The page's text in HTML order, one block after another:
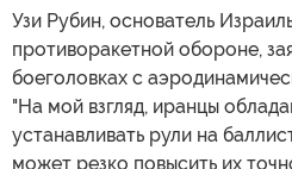
Узи Рубин, основатель
противоракетной обороне,
боеголовках с
"На мой взгляд, иранцы
устанавливать рули на
может резко повысить их